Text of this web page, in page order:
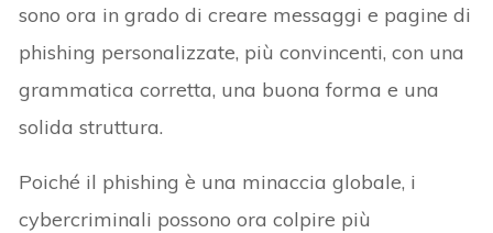
sono ora in grado di creare messaggi e pagine di
phishing personalizzate, più convincenti, con una
grammatica corretta, una buona forma e una
solida struttura.
Poiché il phishing è una minaccia globale, i
cybercriminali possono ora colpire più